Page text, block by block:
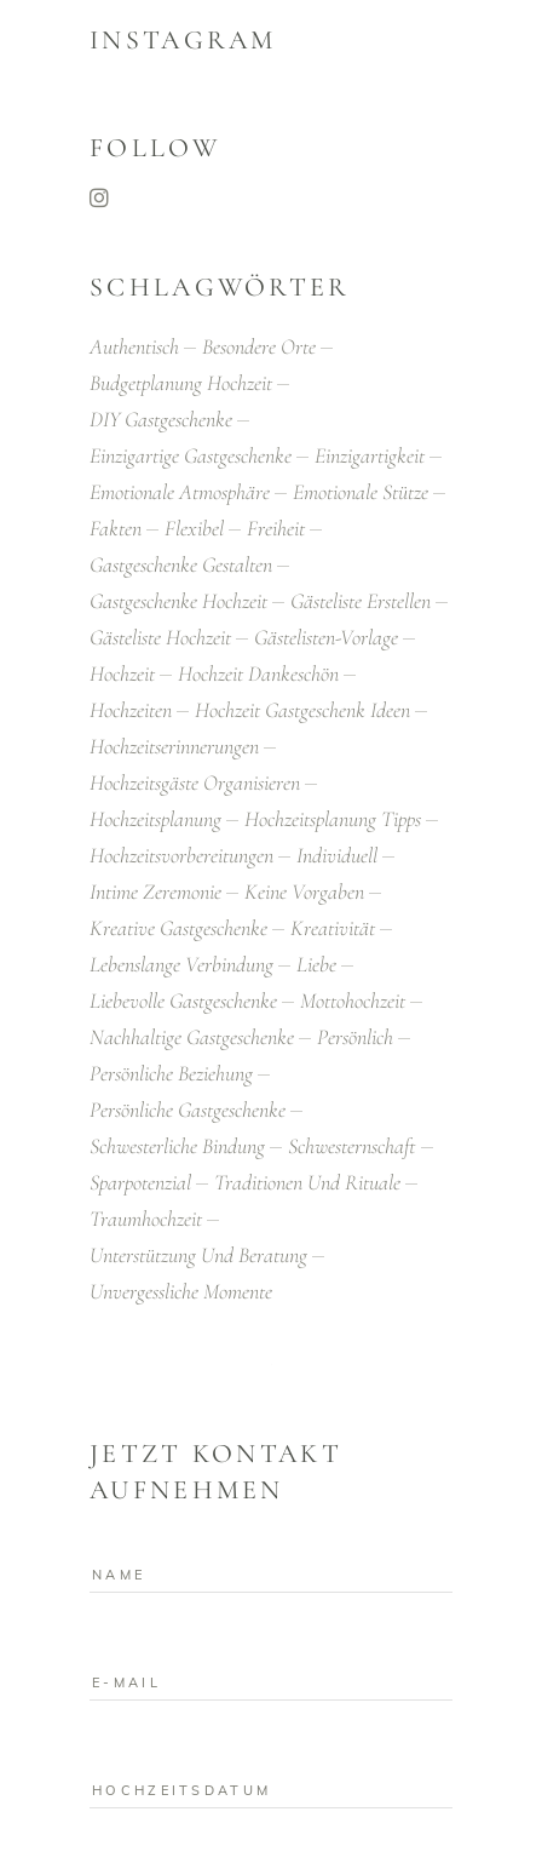
INSTAGRAM
FOLLOW
SCHLAGWÖRTER
Authentisch
Besondere Orte
Budgetplanung Hochzeit
DIY Gastgeschenke
Einzigartige Gastgeschenke
Einzigartigkeit
Emotionale Atmosphäre
Emotionale Stütze
Fakten
Flexibel
Freiheit
Gastgeschenke Gestalten
Gastgeschenke Hochzeit
Gästeliste Erstellen
Gästeliste Hochzeit
Gästelisten-Vorlage
Hochzeit
Hochzeit Dankeschön
Hochzeiten
Hochzeit Gastgeschenk Ideen
Hochzeitserinnerungen
Hochzeitsgäste Organisieren
Hochzeitsplanung
Hochzeitsplanung Tipps
Hochzeitsvorbereitungen
Individuell
Intime Zeremonie
Keine Vorgaben
Kreative Gastgeschenke
Kreativität
Lebenslange Verbindung
Liebe
Liebevolle Gastgeschenke
Mottohochzeit
Nachhaltige Gastgeschenke
Persönlich
Persönliche Beziehung
Persönliche Gastgeschenke
Schwesterliche Bindung
Schwesternschaft
Sparpotenzial
Traditionen Und Rituale
Traumhochzeit
Unterstützung Und Beratung
Unvergessliche Momente
JETZT KONTAKT
AUFNEHMEN